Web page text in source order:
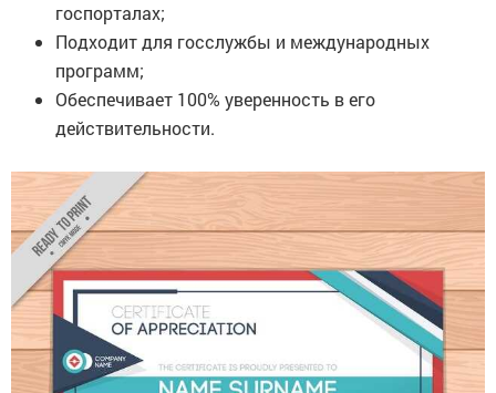
госпорталах;
Подходит для госслужбы и международных
программ;
Обеспечивает 100% уверенность в его
действительности.